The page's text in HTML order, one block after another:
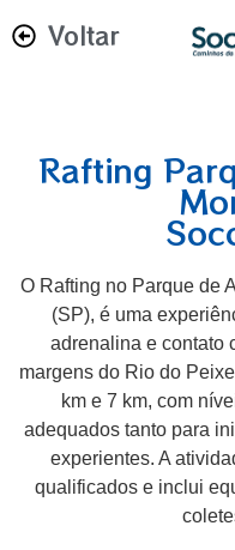
Voltar
Rafting
O Rafting no Parque de
(SP), é uma
adrenalina e contato
margens do Rio do
km e 7 km, com
adequados tanto para
experientes. A
qualificados e inclui